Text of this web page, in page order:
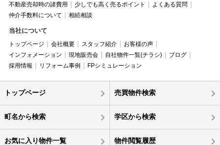
不動産売却時の諸費用
少しでも高く売るポイント
よくある質問
仲介手数料について
相続相談
当社について
トップページ 会社概要 スタッフ紹介
お客様の声
インフォメーション
現地販売会 自社物件一覧(チラシ)
ブログ
採用情報
リフォーム事例 FPシミュレーション
トップページ 売買物件検索
町名から検索 学区から検索
お気に入り物件一覧 物件閲覧履歴